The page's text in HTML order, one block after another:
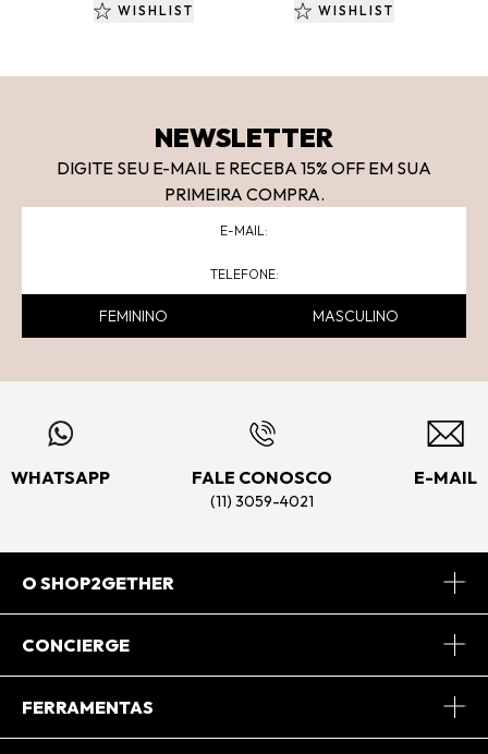
WISHLIST WISHLIST
NEWSLETTER
DIGITE SEU E-MAIL E RECEBA 15% OFF EM SUA
PRIMEIRA COMPRA.
FEMININO MASCULINO
WHATSAPP FALE CONOSCO
(11) 3059-4021
E-MAIL
O SHOP2GETHER
Sobre Nós
CONCIERGE
Central de Relacionamento
FERRAMENTAS